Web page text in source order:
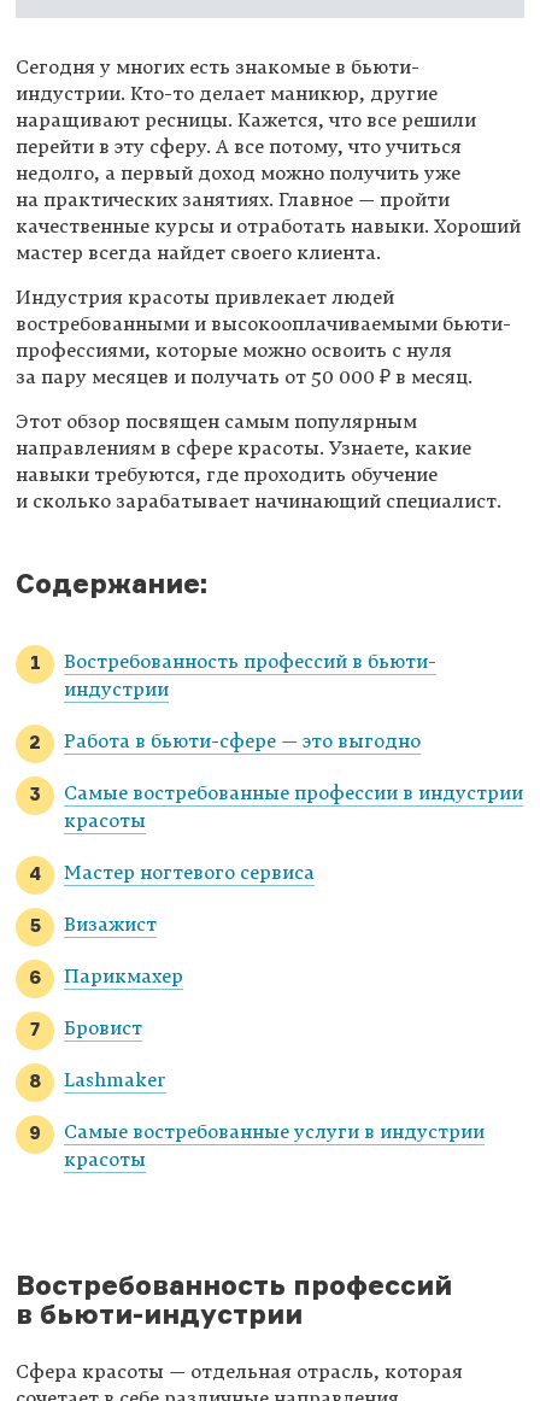
Сегодня у многих есть знакомые в бьюти-
индустрии. Кто-то делает маникюр, другие
наращивают ресницы. Кажется, что все решили
перейти в эту сферу. А все потому, что учиться
недолго, а первый доход можно получить уже
на практических занятиях. Главное — пройти
качественные курсы и отработать навыки. Хороший
мастер всегда найдет своего клиента.
Индустрия красоты привлекает людей
востребованными и высокооплачиваемыми бьюти-
профессиями, которые можно освоить с нуля
за пару месяцев и получать от 50 000 ₽ в месяц.
Этот обзор посвящен самым популярным
направлениям в сфере красоты. Узнаете, какие
навыки требуются, где проходить обучение
и сколько зарабатывает начинающий специалист.
Содержание:
Востребованность профессий в бьюти-
индустрии
Работа в бьюти-сфере — это выгодно
Самые востребованные профессии в индустрии
красоты
Мастер ногтевого сервиса
Визажист
Парикмахер
Бровист
Lashmaker
Самые востребованные услуги в индустрии
красоты
Востребованность профессий
в бьюти-индустрии
Сфера красоты — отдельная отрасль, которая